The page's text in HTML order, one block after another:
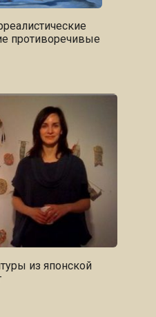
противоречивые
из японской